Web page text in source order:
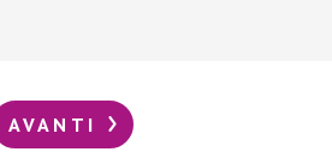
AVANTI